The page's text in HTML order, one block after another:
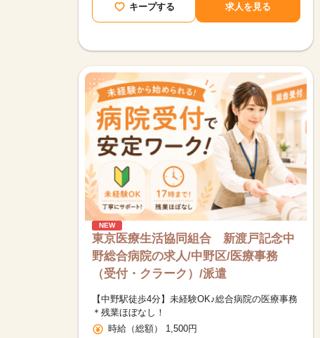
キープする 求人を見る
NEW
東京医療生活協同組合 新渡戸記念中
野総合病院の求人/中野区/医療事務
（受付・クラーク）/派遣
【中野駅徒歩4分】未経験OK♪総合病院の医療事務
＊残業ほぼなし！
時給（総額） 1,500円
17,050 件